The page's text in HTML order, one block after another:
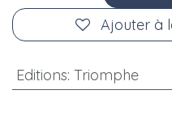
Ajouter à
Editions: Triomphe